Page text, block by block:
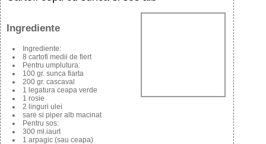
Ingrediente
Ingrediente:
8 cartofi medii de fiert
Pentru umplutura:
100 gr. sunca fiarta
200 gr. cascaval
1 legatura ceapa verde
1 rosie
2 linguri ulei
sare si piper alb macinat
Pentru sos:
300 ml.iaurt
1 arpagic (sau ceapa)